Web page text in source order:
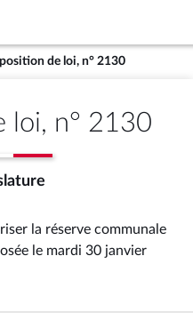
de loi, n° 2130
loi, n° 2130
la réserve communale
le mardi 30 janvier